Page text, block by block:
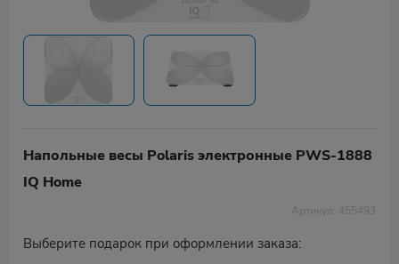
Напольные весы Polaris электронные PWS-1888
IQ Home
Артикул: 455493
Выберите подарок при оформлении заказа: